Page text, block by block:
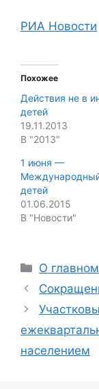
РИА Новости
Похожее
Действия не в
детей
19.11.2013
В "2013"
1 июня —
детей
01.06.2015
В "Новости"
Categories
О главном
населением